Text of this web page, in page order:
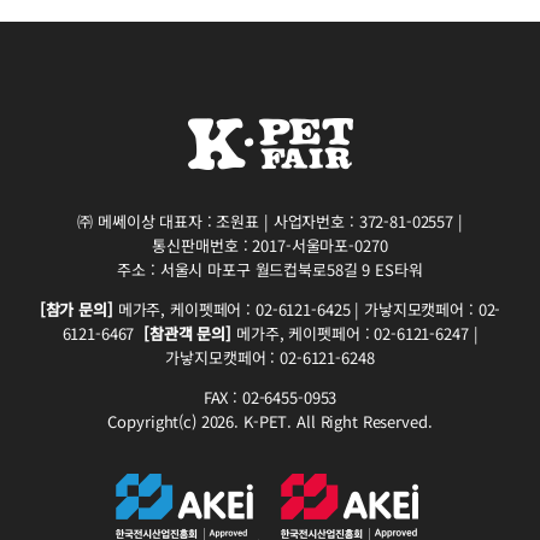
㈜ 메쎄이상 대표자 : 조원표 | 사업자번호 : 372-81-02557 |
통신판매번호 : 2017-서울마포-0270
주소 : 서울시 마포구 월드컵북로58길 9 ES타워
[참가 문의] 메가주, 케이펫페어 : 02-6121-6425 | 가낳지모캣페어 : 02-
6121-6467 [참관객 문의] 메가주, 케이펫페어 : 02-6121-6247 |
가낳지모캣페어 : 02-6121-6248
FAX : 02-6455-0953
Copyright(c) 2026. K-PET. All Right Reserved.